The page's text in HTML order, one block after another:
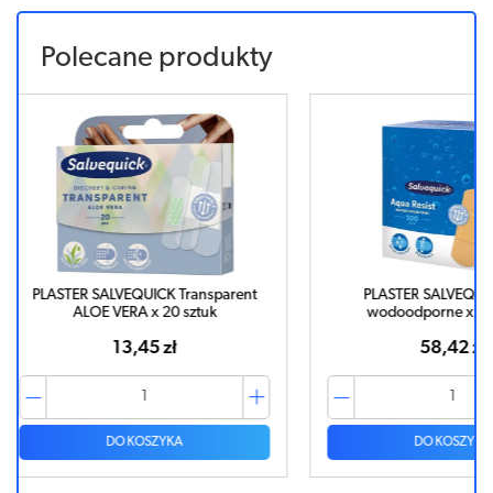
Polecane produkty
PLASTER SALVEQUICK Małe
wodoodporne x 100 sztuk
PLASTER